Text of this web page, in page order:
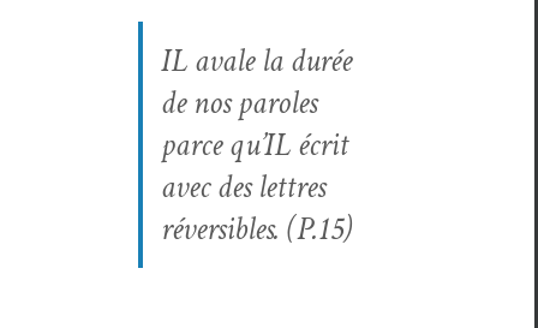
IL avale la durée
de nos paroles
parce qu’IL écrit
avec des let­tres
réversibles. (P.15)